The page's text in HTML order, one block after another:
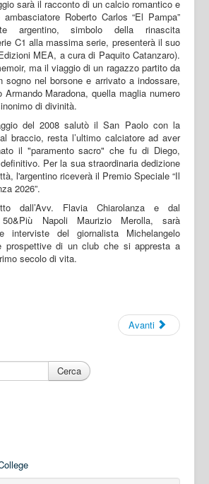
sarà il racconto di un calcio romantico e
Roberto Carlos “El Pampa”
argentino, simbolo della rinascita
C1 alla massima serie, presenterà il suo
MEA, a cura di Paquito Catanzaro).
ma il viaggio di un ragazzo partito da
sogno nel borsone e arrivato a indossare,
Armando Maradona, quella maglia numero
di divinità.
del 2008 salutò il San Paolo con la
braccio, resta l’ultimo calciatore ad aver
il "paramento sacro" che fu di Diego,
Per la sua straordinaria dedizione
l'argentino riceverà il Premio Speciale “Il
2026”.
dall’Avv. Flavia Chiarolanza e dal
Napoli Maurizio Merolla, sarà
interviste del giornalista Michelangelo
prospettive di un club che si appresta a
secolo di vita.
Avanti
Cerca